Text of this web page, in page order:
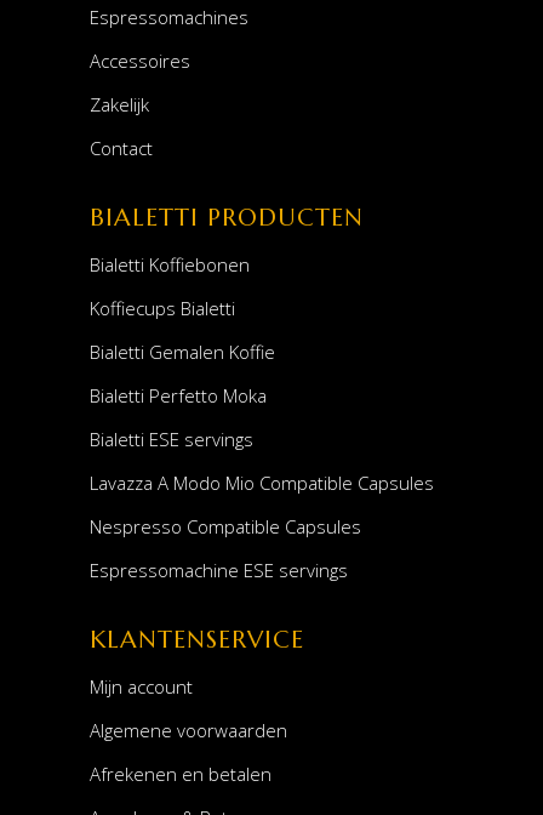
Espressomachines
Accessoires
Zakelijk
Contact
BIALETTI PRODUCTEN
Bialetti Koffiebonen
Koffiecups Bialetti
Bialetti Gemalen Koffie
Bialetti Perfetto Moka
Bialetti ESE servings
Lavazza A Modo Mio Compatible Capsules
Nespresso Compatible Capsules
Espressomachine ESE servings
KLANTENSERVICE
Mijn account
Algemene voorwaarden
Afrekenen en betalen